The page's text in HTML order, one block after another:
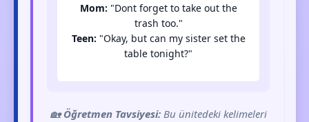
Mom: "Dont forget to take out the
trash too."
Teen: "Okay, but can my sister set the
table tonight?"
🏡Öğretmen Tavsiyesi:Bu ünitedeki kelimeleri